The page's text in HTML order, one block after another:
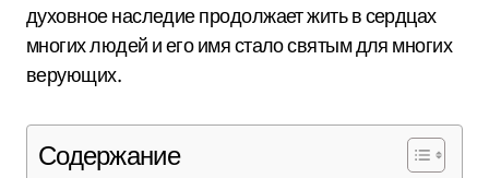
духовное наследие продолжает жить в сердцах
многих людей и его имя стало святым для многих
верующих.
Содержание